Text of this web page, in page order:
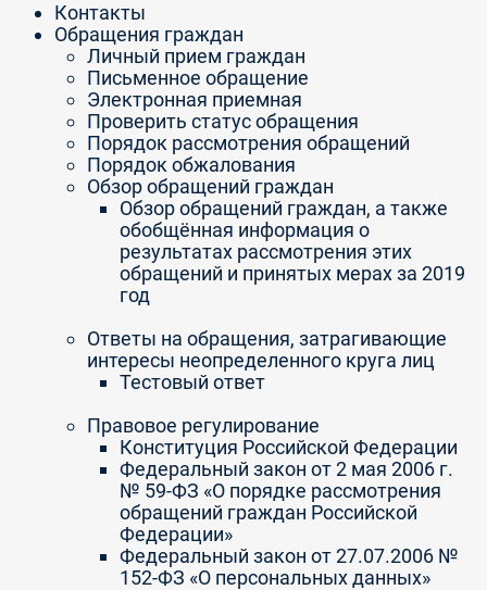
Контакты
Обращения граждан
Личный прием граждан
Письменное обращение
Электронная приемная
Проверить статус обращения
Порядок рассмотрения обращений
Порядок обжалования
Обзор обращений граждан
Обзор обращений граждан, а также
обобщённая информация о
результатах рассмотрения этих
обращений и принятых мерах за 2019
год
Ответы на обращения, затрагивающие
интересы неопределенного круга лиц
Тестовый ответ
Правовое регулирование
Конституция Российской Федерации
Федеральный закон от 2 мая 2006 г.
№ 59-ФЗ «О порядке рассмотрения
обращений граждан Российской
Федерации»
Федеральный закон от 27.07.2006 №
152-ФЗ «О персональных данных»